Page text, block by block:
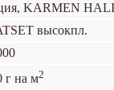
KARMEN HALI
высокпл.
г на м2